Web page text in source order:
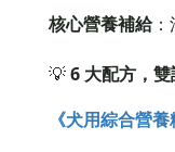
核心營養補給：
💡6 大配方，
《犬用綜合營